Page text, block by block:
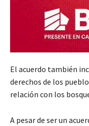
El acuerdo también
derechos de los
relación con los
A pesar de ser un